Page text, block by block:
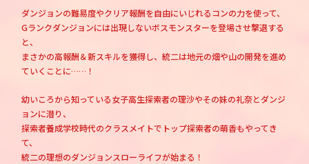
閉じる
ダンジョンの難易度やクリア報酬を自由にいじれるコンの力を使って、
Gランクダンジョンには出現しないボスモンスターを登場させ撃退する
と、
まさかの高報酬＆新スキルを獲得し、統二は地元の畑や山の開発を進め
ていくことに……！
幼いころから知っている女子高生探索者の理沙やその妹の礼奈とダンジ
ョンに潜り、
探索者養成学校時代のクラスメイトでトップ探索者の萌香もやってき
て、
統二の理想のダンジョンスローライフが始まる！